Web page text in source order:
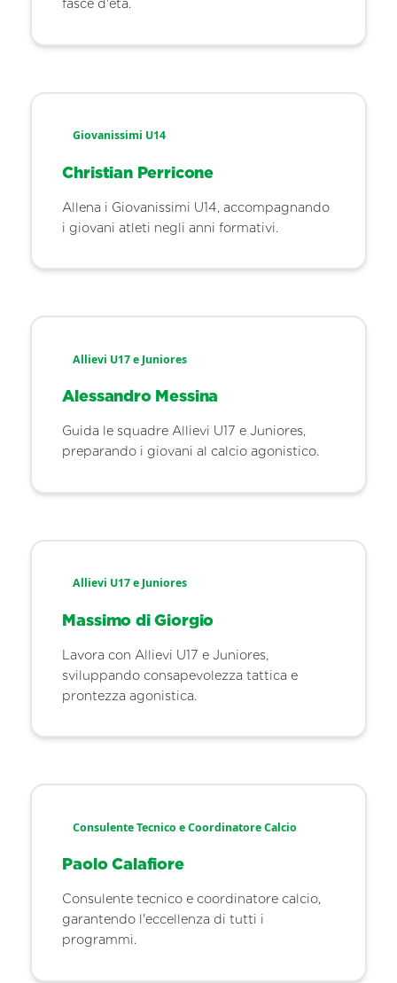
fasce d'età.
Giovanissimi U14
Christian Perricone
Allena i Giovanissimi U14, accompagnando
i giovani atleti negli anni formativi.
Allievi U17 e Juniores
Alessandro Messina
Guida le squadre Allievi U17 e Juniores,
preparando i giovani al calcio agonistico.
Allievi U17 e Juniores
Massimo di Giorgio
Lavora con Allievi U17 e Juniores,
sviluppando consapevolezza tattica e
prontezza agonistica.
Consulente Tecnico e Coordinatore Calcio
Paolo Calafiore
Consulente tecnico e coordinatore calcio,
garantendo l'eccellenza di tutti i
programmi.